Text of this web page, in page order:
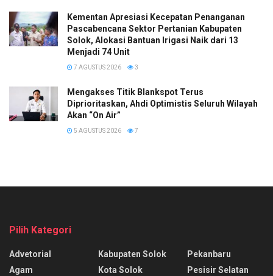
Kementan Apresiasi Kecepatan Penanganan
Pascabencana Sektor Pertanian Kabupaten
Solok, Alokasi Bantuan Irigasi Naik dari 13
Menjadi 74 Unit
7 AGUSTUS 2026 3
Mengakses Titik Blankspot Terus
Diprioritaskan, Ahdi Optimistis Seluruh Wilayah
Akan “On Air”
5 AGUSTUS 2026 7
Pilih Kategori
Advetorial
Agam
Kabupaten Solok
Kota Solok
Pekanbaru
Pesisir Selatan